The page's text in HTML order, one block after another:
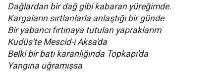
Dağlardan bir dağ gibi kabaran yüreğimde.
Kargaların sırtlanlarla anlaştığı bir günde
Bir yabancı fırtınaya tutulan yapraklarım
Kudüs'te Mescid-i Aksa'da
Belki bir batı karanlığında Topkapı'da
Yangına uğramışsa